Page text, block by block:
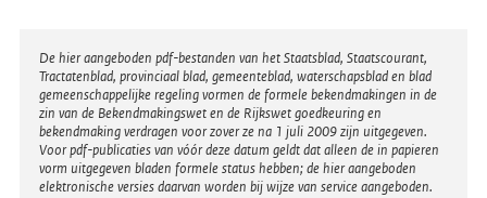
Disclaimer
De hier aangeboden pdf-bestanden van het Staatsblad, Staatscourant,
Tractatenblad, provinciaal blad, gemeenteblad, waterschapsblad en blad
gemeenschappelijke regeling vormen de formele bekendmakingen in de
zin van de Bekendmakingswet en de Rijkswet goedkeuring en
bekendmaking verdragen voor zover ze na 1 juli 2009 zijn uitgegeven.
Voor pdf-publicaties van vóór deze datum geldt dat alleen de in papieren
vorm uitgegeven bladen formele status hebben; de hier aangeboden
elektronische versies daarvan worden bij wijze van service aangeboden.